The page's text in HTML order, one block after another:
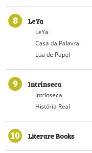
8 LeYa
LeYa
Casa da Palavra
Lua de Papel
9 Intrínseca
Intrínseca
História Real
10 Literare Books